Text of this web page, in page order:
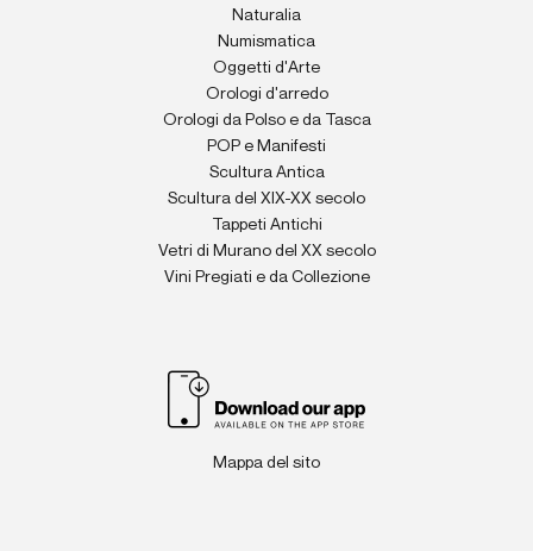
Naturalia
Numismatica
Oggetti d'Arte
Orologi d'arredo
Orologi da Polso e da Tasca
POP e Manifesti
Scultura Antica
Scultura del XIX-XX secolo
Tappeti Antichi
Vetri di Murano del XX secolo
Vini Pregiati e da Collezione
Mappa del sito